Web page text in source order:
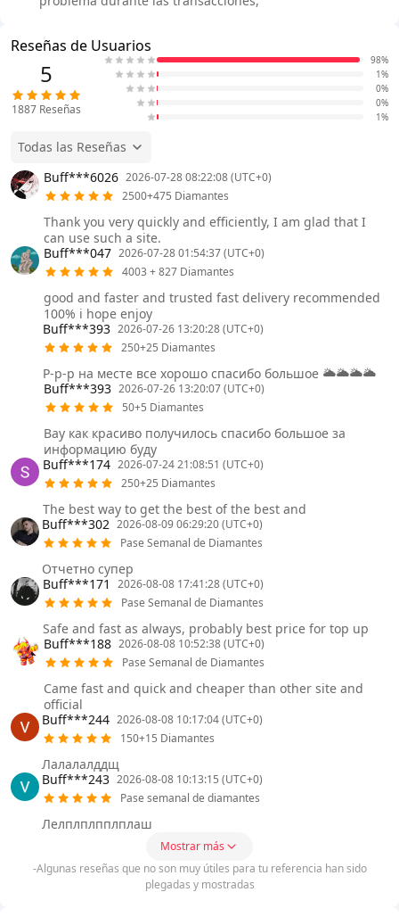
Reseñas de Usuarios
5
1887 Reseñas
98%
1%
0%
0%
1%
Todas las Reseñas
Buff***6026 2026-07-28 08:22:08 (UTC+0)
2500+475 Diamantes
Thank you very quickly and efficiently, I am glad that I
can use such a site.
Buff***047 2026-07-28 01:54:37 (UTC+0)
4003 + 827 Diamantes
good and faster and trusted fast delivery recommended
100% i hope enjoy
Buff***393 2026-07-26 13:20:28 (UTC+0)
250+25 Diamantes
Р-р-р на месте все хорошо спасибо большое 🌥️🌥️🌥️🌥️
Buff***393 2026-07-26 13:20:07 (UTC+0)
50+5 Diamantes
Вау как красиво получилось спасибо большое за
информацию буду
Buff***174 2026-07-24 21:08:51 (UTC+0)
250+25 Diamantes
The best way to get the best of the best and
Buff***302 2026-08-09 06:29:20 (UTC+0)
Pase Semanal de Diamantes
Отчетно супер
Buff***171
2026-08-08 17:41:28 (UTC+0)
Pase Semanal de Diamantes
Safe and fast as always, probably best price for top up
Buff***188 2026-08-08 10:52:38 (UTC+0)
Pase Semanal de Diamantes
Came fast and quick and cheaper than other site and
official
Buff***244 2026-08-08 10:17:04 (UTC+0)
150+15 Diamantes
Лалалалддщ
Buff***243 2026-08-08 10:13:15 (UTC+0)
Pase semanal de diamantes
Лелплплпплплаш
Mostrar más
-Algunas reseñas que no son muy útiles para tu referencia han sido
plegadas y mostradas